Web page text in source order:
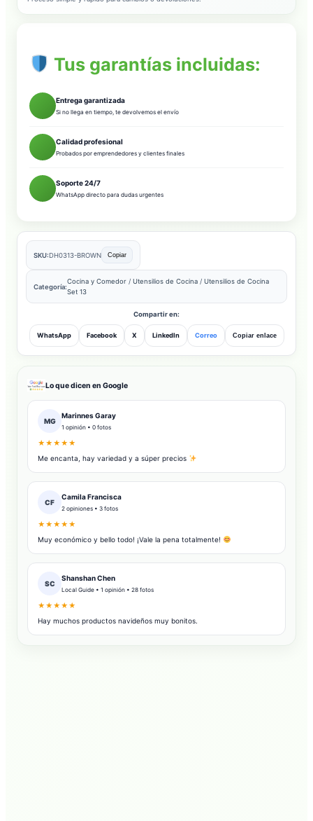
Tus garantías incluidas:
Entrega garantizada
Si no llega en tiempo, te devolvemos el envío
Calidad profesional
Probados por emprendedores y clientes finales
Soporte 24/7
WhatsApp directo para dudas urgentes
SKU:DH0313-BROWN Copiar
Categoría:
Cocina y Comedor / Utensilios de Cocina / Utensilios de Cocina
Set 13
Compartir en:
WhatsApp Facebook X LinkedIn Correo Copiar enlace
Lo que dicen en Google
MG
Marinnes Garay
1 opinión • 0 fotos
★★★★★
Me encanta, hay variedad y a súper precios
CF
Camila Francisca
2 opiniones • 3 fotos
★★★★★
Muy económico y bello todo! ¡Vale la pena totalmente!
SC
Shanshan Chen
Local Guide • 1 opinión • 28 fotos
★★★★★
Hay muchos productos navideños muy bonitos.